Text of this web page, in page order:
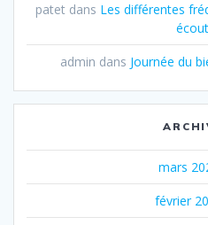
patet dans Les différentes
admin dans Journée du
mars
février